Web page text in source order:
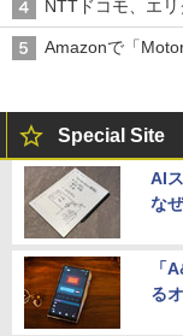
NTTドコモ、エ
Amazonで「
Special Site
AI
な
「
る